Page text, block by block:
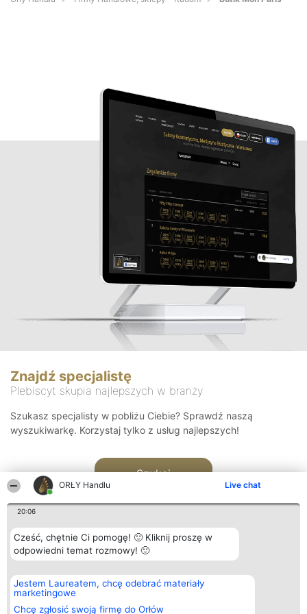
ORŁY Handlu Live chat
20:06
Cześć, chętnie Ci pomogę! 🙂 Kliknij proszę w
odpowiedni temat rozmowy! 🙂
Jestem Laureatem, chcę odebrać materiały
marketingowe
Chcę zgłosić swoją firmę do Orłów
Znajdź specjalistę
Plebiscyt skupia najlepszych w branży
Szukasz specjalisty w pobliżu Ciebie? Sprawdź naszą
wyszukiwarkę. Korzystaj tylko z usług najlepszych!
Szukaj
Organizator plebiscytu
Bright Side Solutions sp. z o.
o. sp. k.
ul. Ruska 22
Plebiscyt
Laureaci
wszystkich
Kontakt
Kontakt